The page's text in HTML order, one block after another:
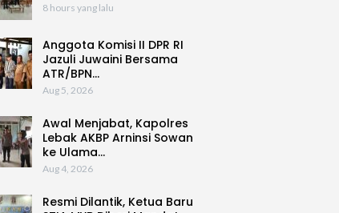
8 hours yang lalu
Anggota Komisi II DPR RI
Jazuli Juwaini Bersama
ATR/BPN…
Aug 5, 2026
Awal Menjabat, Kapolres
Lebak AKBP Arninsi Sowan
ke Ulama…
Aug 4, 2026
Resmi Dilantik, Ketua Baru